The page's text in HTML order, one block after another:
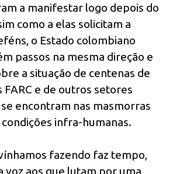
a manifestar logo depois do
como a elas solicitam a
o Estado colombiano
passos na mesma direção e
a situação de centenas de
FARC e de outros setores
encontram nas masmorras
infra-humanas.
fazendo faz tempo,
voz aos que lutam por uma